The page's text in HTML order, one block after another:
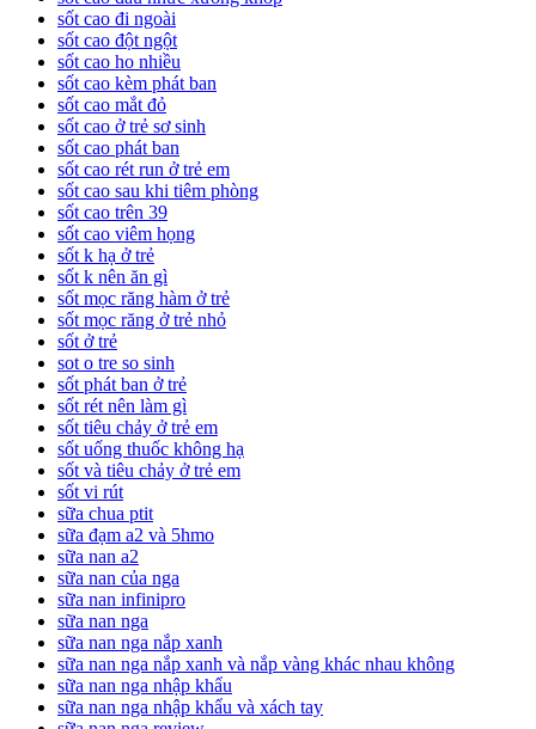
sốt cao đi ngoài
sốt cao đột ngột
sốt cao ho nhiều
sốt cao kèm phát ban
sốt cao mắt đỏ
sốt cao ở trẻ sơ sinh
sốt cao phát ban
sốt cao rét run ở trẻ em
sốt cao sau khi tiêm phòng
sốt cao trên 39
sốt cao viêm họng
sốt k hạ ở trẻ
sốt k nên ăn gì
sốt mọc răng hàm ở trẻ
sốt mọc răng ở trẻ nhỏ
sốt ở trẻ
sot o tre so sinh
sốt phát ban ở trẻ
sốt rét nên làm gì
sốt tiêu chảy ở trẻ em
sốt uống thuốc không hạ
sốt và tiêu chảy ở trẻ em
sốt vi rút
sữa chua ptit
sữa đạm a2 và 5hmo
sữa nan a2
sữa nan của nga
sữa nan infinipro
sữa nan nga
sữa nan nga nắp xanh
sữa nan nga nắp xanh và nắp vàng khác nhau không
sữa nan nga nhập khẩu
sữa nan nga nhập khẩu và xách tay